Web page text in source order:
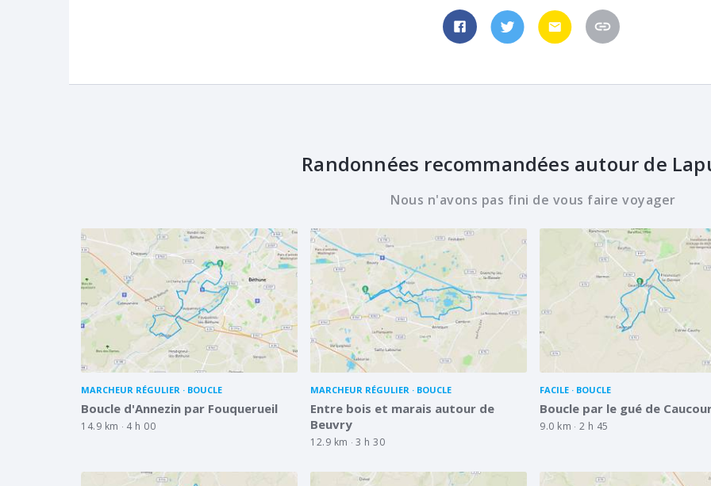
Randonnées recommandées autour de
Nous n'avons pas fini de vous faire voyager
MARCHEUR RÉGULIER BOUCLE
Boucle d'Annezin par Fouquerueil
14.9 km 4 h 00
MARCHEUR RÉGULIER BOUCLE
Entre bois et marais autour de
Beuvry
12.9 km 3 h 30
FACILE BOUCLE
Boucle par le gué de
9.0 km 2 h 45